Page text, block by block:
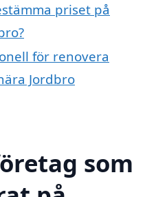
priset på
för renovera
Jordbro
som